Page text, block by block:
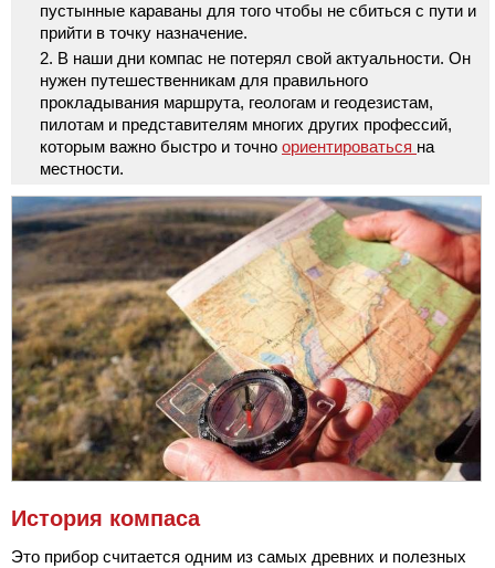
пустынные караваны для того чтобы не сбиться с пути и
прийти в точку назначение.
В наши дни компас не потерял свой актуальности. Он
нужен путешественникам для правильного
прокладывания маршрута, геологам и геодезистам,
пилотам и представителям многих других профессий,
которым важно быстро и точно ориентироваться на
местности.
История компаса
Это прибор считается одним из самых древних и полезных